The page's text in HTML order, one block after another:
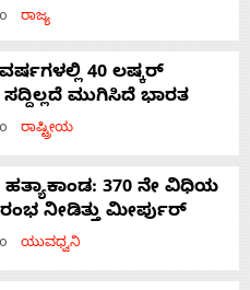
ರಾಜ್ಯ
40 ಲಷ್ಕರ್
ಸದ್ದಿಲ್ಲದೆ ಮುಗಿಸಿದೆ ಭಾರತ
ರಾಷ್ಟ್ರೀಯ
370 ನೇ ವಿಧಿಯ
ನೀಡಿತ್ತು ಮೀರ್ಪುರ್
ಯುವಧ್ವನಿ